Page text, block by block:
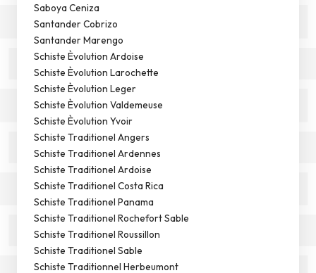
Saboya Ceniza
Santander Cobrizo
Santander Marengo
Schiste Èvolution Ardoise
Schiste Èvolution Larochette
Schiste Èvolution Leger
Schiste Èvolution Valdemeuse
Schiste Èvolution Yvoir
Schiste Traditionel Angers
Schiste Traditionel Ardennes
Schiste Traditionel Ardoise
Schiste Traditionel Costa Rica
Schiste Traditionel Panama
Schiste Traditionel Rochefort Sable
Schiste Traditionel Roussillon
Schiste Traditionel Sable
Schiste Traditionnel Herbeumont